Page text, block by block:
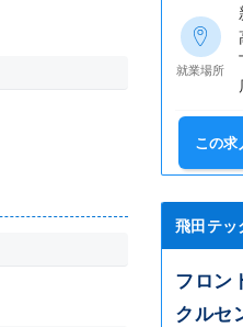
就業場所
この
飛田テ
フロン
クルセ